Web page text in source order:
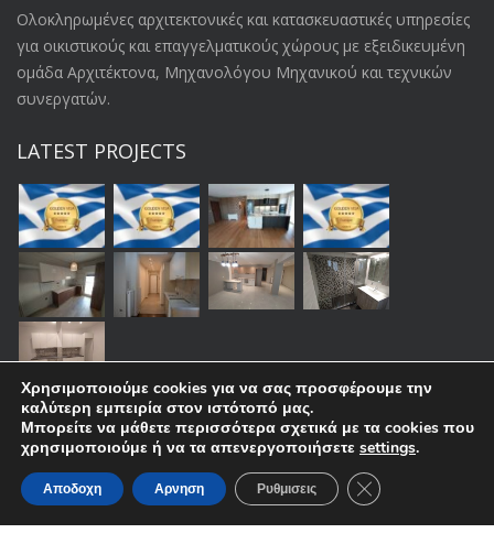
Oλοκληρωμένες αρχιτεκτονικές και κατασκευαστικές υπηρεσίες
για οικιστικούς και επαγγελματικούς χώρους με εξειδικευμένη
ομάδα Αρχιτέκτονα, Μηχανολόγου Μηχανικού και τεχνικών
συνεργατών.
LATEST PROJECTS
Copyright © ᑎI᙭ᔕ & ᗷᖇIGᕼT ᖇᗰᗪ | All rights reserved.
Χρησιμοποιούμε cookies για να σας προσφέρουμε την
καλύτερη εμπειρία στον ιστότοπό μας.
Μπορείτε να μάθετε περισσότερα σχετικά με τα cookies που
χρησιμοποιούμε ή να τα απενεργοποιήσετε settings.
Αποδοχη Αρνηση Ρυθμισεις Close GDPR